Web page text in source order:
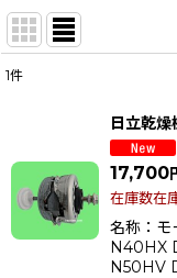
並び順:
1件
日立乾燥
17,700
在庫数在
名称：
N40HX
N50HV